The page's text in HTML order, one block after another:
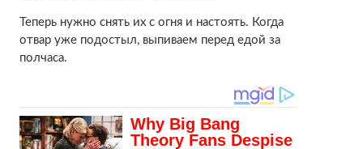
Теперь нужно снять их с огня и настоять. Когда
отвар уже подостыл, выпиваем перед едой за
полчаса.